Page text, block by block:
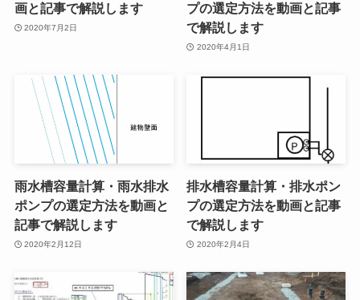
画と記事で解説します
2020年7月2日
プの選定方法を動画と記事
で解説します
2020年4月1日
雨水槽容量計算・雨水排水
ポンプの選定方法を動画と
記事で解説します
2020年2月12日
排水槽容量計算・排水ポン
プの選定方法を動画と記事
で解説します
2020年2月4日